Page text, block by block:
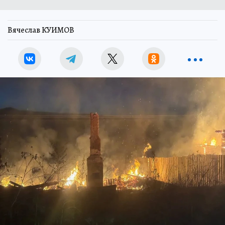
Вячеслав КУИМОВ